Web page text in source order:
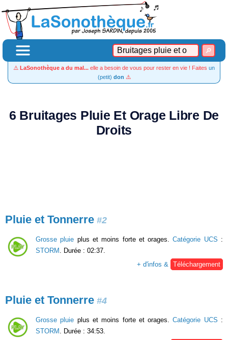
⚠️ LaSonothèque a du mal... elle a besoin de vous pour rester en vie ! Faites un
(petit) don ⚠️
6 Bruitages Pluie Et Orage Libre De
Droits
Pluie et Tonnerre #2
Grosse pluie plus et moins forte et orages.Catégorie UCS :
STORM . Durée : 02:37.
+ d'infos & Téléchargement
Pluie et Tonnerre #4
Grosse pluie plus et moins forte et orages.Catégorie UCS :
STORM . Durée : 34:53.